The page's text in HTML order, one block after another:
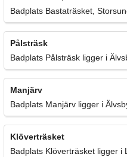
Badplats Bastaträsket,
Pålsträsk
Badplats Pålsträsk ligger i
Manjärv
Badplats Manjärv ligger i
Klöverträsket
Badplats Klöverträsket ligger i